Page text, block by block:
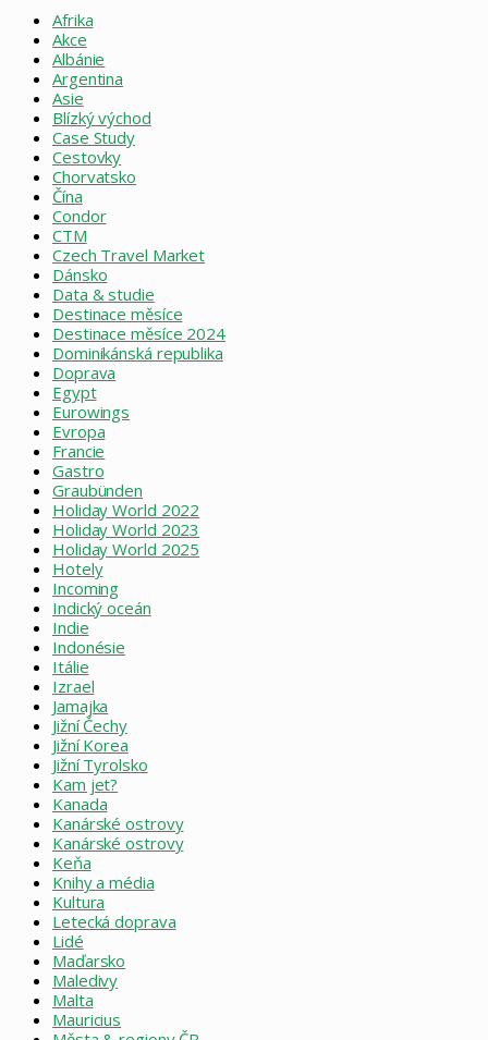
Afrika
Akce
Albánie
Argentina
Asie
Blízký východ
Case Study
Cestovky
Chorvatsko
Čína
Condor
CTM
Czech Travel Market
Dánsko
Data & studie
Destinace měsíce
Destinace měsíce 2024
Dominikánská republika
Doprava
Egypt
Eurowings
Evropa
Francie
Gastro
Graubünden
Holiday World 2022
Holiday World 2023
Holiday World 2025
Hotely
Incoming
Indický oceán
Indie
Indonésie
Itálie
Izrael
Jamajka
Jižní Čechy
Jižní Korea
Jižní Tyrolsko
Kam jet?
Kanada
Kanárské ostrovy
Kanárské ostrovy
Keňa
Knihy a média
Kultura
Letecká doprava
Lidé
Maďarsko
Maledivy
Malta
Mauricius